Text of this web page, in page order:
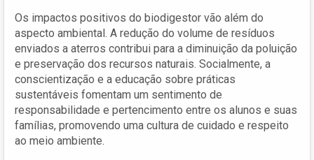
Os impactos positivos do biodigestor vão além do
aspecto ambiental. A redução do volume de resíduos
enviados a aterros contribui para a diminuição da poluição
e preservação dos recursos naturais. Socialmente, a
conscientização e a educação sobre práticas
sustentáveis fomentam um sentimento de
responsabilidade e pertencimento entre os alunos e suas
famílias, promovendo uma cultura de cuidado e respeito
ao meio ambiente.